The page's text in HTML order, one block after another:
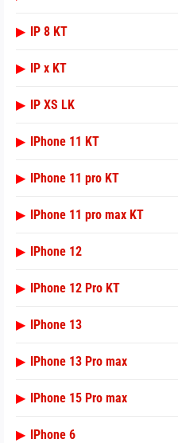
▶ IP 8 KT
▶ IP x KT
▶ IP XS LK
▶ IPhone 11 KT
▶ IPhone 11 pro KT
▶ IPhone 11 pro max KT
▶ IPhone 12
▶ IPhone 12 Pro KT
▶ IPhone 13
▶ IPhone 13 Pro max
▶ IPhone 15 Pro max
▶ IPhone 6